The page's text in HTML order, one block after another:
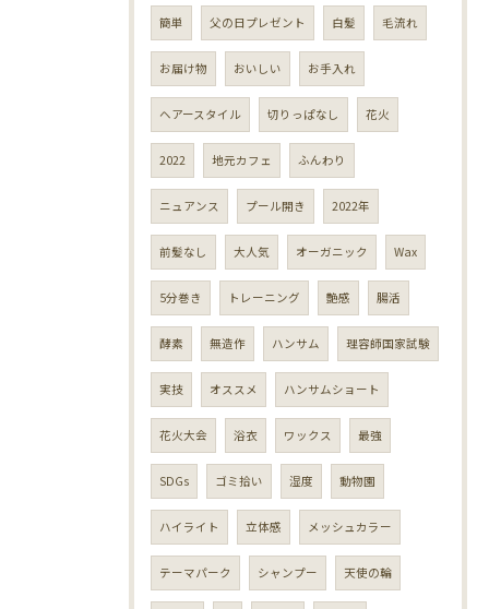
簡単 父の日プレゼント 白髪 毛流れ
お届け物 おいしい お手入れ
ヘアースタイル 切りっぱなし 花火
2022 地元カフェ ふんわり
ニュアンス プール開き 2022年
前髪なし 大人気 オーガニック Wax
5分巻き トレーニング 艶感 腸活
酵素 無造作 ハンサム 理容師国家試験
実技 オススメ ハンサムショート
花火大会 浴衣 ワックス 最強
SDGs ゴミ拾い 湿度 動物園
ハイライト 立体感 メッシュカラー
テーマパーク シャンプー 天使の輪